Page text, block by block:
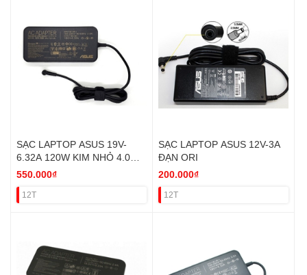
SẠC LAPTOP ASUS 19V-
6.32A 120W KIM NHỎ 4.0MM
ORI
550.000₫
12T
SẠC LAPTOP ASUS 12V-3A
ĐẠN ORI
200.000₫
12T